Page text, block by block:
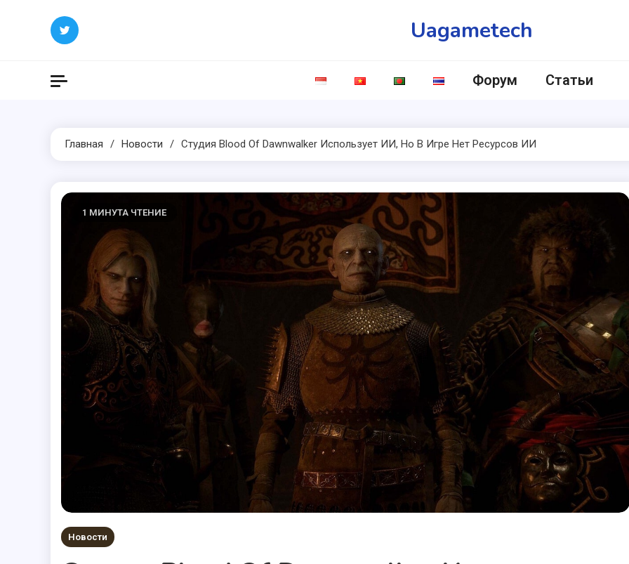
содержимому
Uagametech
Форум Статьи
Главная Новости Студия Blood Of Dawnwalker Использует ИИ, Но В Игре Нет Ресурсов ИИ
1 МИНУТА ЧТЕНИЕ
Новости